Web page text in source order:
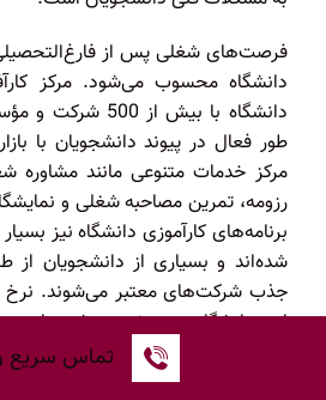
فرصت‌های شغلی پس از
دانشگاه محسوب می‌شود. مرکز
دانشگاه با بیش
طور فعال در پیوند دانشجویان با
مرکز خدمات متنوعی مانند مشاوره
رزومه، تمرین مصاحبه شغلی و
برنامه‌های کارآموزی دانشگاه نیز
شده‌اند و بسیاری از دانشجویان از
جذب شرکت‌های معتبر می‌شوند. نرخ
این دانشگاه، به ویژه در رشته‌های
بالاست و بسیاری از آنان در
تماس سریع